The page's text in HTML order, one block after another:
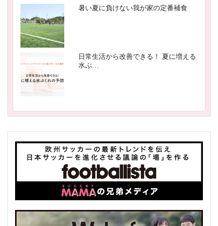
暑い夏に負けない我が家の定番補食
日常生活から改善できる！ 夏に増える
水ぶ…